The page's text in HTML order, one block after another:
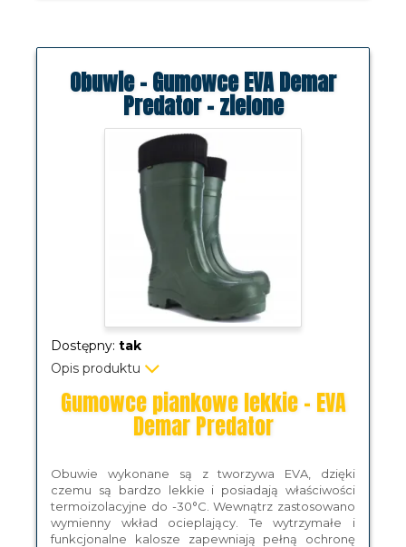
Obuwie - Gumowce EVA Demar
Predator - zielone
Dostępny: tak
Opis produktu
Gumowce piankowe lekkie - EVA
Demar Predator
Obuwie wykonane są z tworzywa EVA, dzięki
czemu są bardzo lekkie i posiadają właściwości
termoizolacyjne do -30°C. Wewnątrz zastosowano
wymienny wkład ocieplający. Te wytrzymałe i
funkcjonalne kalosze zapewniają pełną ochronę